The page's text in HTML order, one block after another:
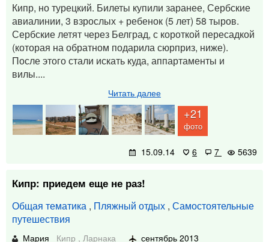
Кипр, но турецкий. Билеты купили заранее, Сербские
авиалинии, 3 взрослых + ребенок (5 лет) 58 тыров.
Сербские летят через Белград, с короткой пересадкой
(которая на обратном подарила сюрприз, ниже).
После этого стали искать куда, аппартаменты и
вилы....
Читать далее
+21
фото
15.09.14 6 7 5639
Кипр: приедем еще не раз!
Общая тематика , Пляжный отдых , Самостоятельные
путешествия
Мария Кипр , Ларнака сентябрь 2013